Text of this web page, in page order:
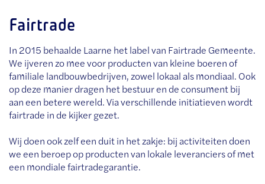
Fairtrade
In 2015 behaalde Laarne het label van Fairtrade Gemeente.
We ijveren zo mee voor producten van kleine boeren of
familiale landbouwbedrijven, zowel lokaal als mondiaal. Ook
op deze manier dragen het bestuur en de consument bij
aan een betere wereld. Via verschillende initiatieven wordt
fairtrade in de kijker gezet.
Wij doen ook zelf een duit in het zakje: bij activiteiten doen
we een beroep op producten van lokale leveranciers of met
een mondiale fairtradegarantie.